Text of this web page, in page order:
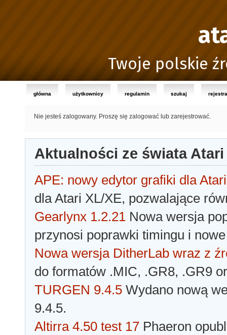
Twoje polskie
główna użytkownicy regulamin szukaj
Nie jesteś zalogowany. Proszę się zalogować lub zarejestrować.
Aktualności ze świata Atari
APE: nowy edytor grafiki dla Atari
dla Atari XL/XE, pozwalające
Gearlynx 1.2.21 Nowa wersja
przynosi poprawki timingu i
Nowa wersja DitherLab wraz z
do formatów .MIC, .GR8, .GR9
TURGEN 9.4.5 Wydano nową
9.4.5.
Altirra 4.50 test 17 Phaeron